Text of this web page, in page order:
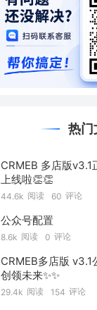
热门
CRMEB 多店版v3.1
上线啦👏👏
44.6k 阅读 60 评论
公众号配置
8.6k 阅读 0 评论
CRMEB多店版 v3.1
创领未来✨️✨️
29.4k 阅读 154 评论